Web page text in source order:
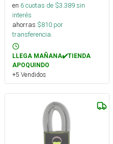
en 6cuotas de $3.389sin
interés
ahorras $810 por
transferencia.
LLEGA MAÑANA✔️TIENDA
APOQUINDO
+5 Vendidos